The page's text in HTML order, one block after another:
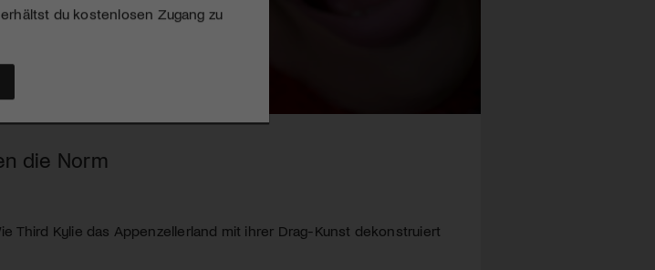
die Norm
Third Kylie das Appenzellerland mit ihrer Drag-Kunst dekonstruiert
du kostenlosen Zugang zu